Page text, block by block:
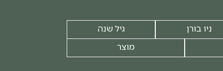
ניו בורן
גיל שנה
מוצר